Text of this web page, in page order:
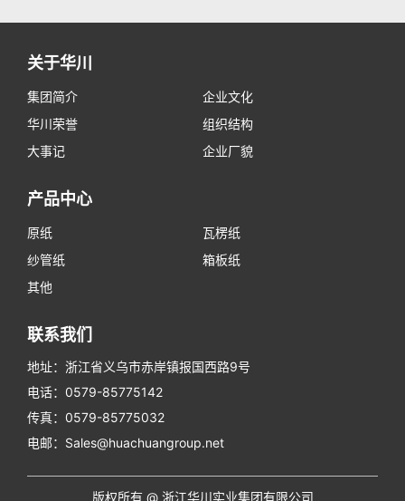
关于华川
集团简介
企业文化
华川荣誉
组织结构
大事记
企业厂貌
产品中心
原纸
瓦楞纸
纱管纸
箱板纸
其他
联系我们
地址：浙江省义乌市赤岸镇报国西路9号
电话：0579-85775142
传真：0579-85775032
电邮：Sales@huachuangroup.net
版权所有 @ 浙江华川实业集团有限公司